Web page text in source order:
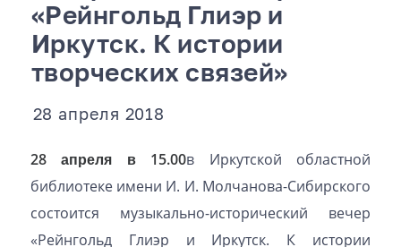
«Рейнгольд Глиэр и
Иркутск. К истории
творческих связей»
28 апреля 2018
28 апреля в 15.00в Иркутской областной
библиотеке имени И. И. Молчанова-Сибирского
состоится музыкально-исторический вечер
«Рейнгольд Глиэр и Иркутск. К истории